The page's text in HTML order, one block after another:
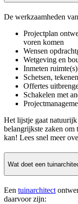
De werkzaamheden
Projectplan
voren komen
Wensen
Wetgeving en
Inmeten ruimte(s)
Schetsen,
Offertes
Schakelen met
Het lijstje gaat
belangrijkste zaken
kan! Lees snel meer
Wat doet een
Een tuinarchitect
daarvoor zijn: